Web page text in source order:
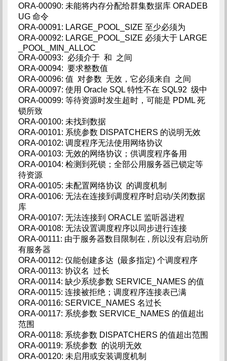
ORA-00090: 未能将内存分配给群集数据库 ORADEB
UG 命令
ORA-00091: LARGE_POOL_SIZE 至少必须为
ORA-00092: LARGE_POOL_SIZE 必须大于 LARGE
_POOL_MIN_ALLOC
ORA-00093: 必须介于 和 之间
ORA-00094: 要求整数值
ORA-00096: 值 对参数 无效，它必须来自 之间
ORA-00097: 使用 Oracle SQL 特性不在 SQL92 级中
ORA-00099: 等待资源时发生超时，可能是 PDML 死
锁所致
ORA-00100: 未找到数据
ORA-00101: 系统参数 DISPATCHERS 的说明无效
ORA-00102: 调度程序无法使用网络协议
ORA-00103: 无效的网络协议；供调度程序备用
ORA-00104: 检测到死锁；全部公用服务器已锁定等
待资源
ORA-00105: 未配置网络协议 的调度机制
ORA-00106: 无法在连接到调度程序时启动/关闭数据
库
ORA-00107: 无法连接到 ORACLE 监听器进程
ORA-00108: 无法设置调度程序以同步进行连接
ORA-00111: 由于服务器数目限制在 , 所以没有启动所
有服务器
ORA-00112: 仅能创建多达 (最多指定) 个调度程序
ORA-00113: 协议名 过长
ORA-00114: 缺少系统参数 SERVICE_NAMES 的值
ORA-00115: 连接被拒绝；调度程序连接表已满
ORA-00116: SERVICE_NAMES 名过长
ORA-00117: 系统参数 SERVICE_NAMES 的值超出
范围
ORA-00118: 系统参数 DISPATCHERS 的值超出范围
ORA-00119: 系统参数 的说明无效
ORA-00120: 未启用或安装调度机制